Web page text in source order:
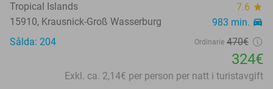
Tropical Islands 7.6 star
15910, Krausnick-Groß Wasserburg 983 min. directions_car
Sålda: 204 Ordinarie 470€
324€
Exkl. ca. 2,14€ per person per natt i turistavgift